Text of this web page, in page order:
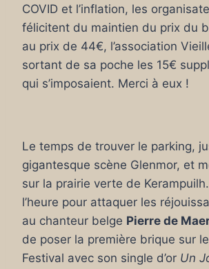
COVID et l’inflation, les
félicitent du maintien du prix du
au prix de 44€, l’association
sortant de sa poche les 15€
qui s’imposaient. Merci à eux !
Le temps de trouver le parking,
gigantesque scène Glenmor, et
sur la prairie verte de
l’heure pour attaquer les
au chanteur belge Pierre de
de poser la première brique sur
Festival avec son single d’or Un